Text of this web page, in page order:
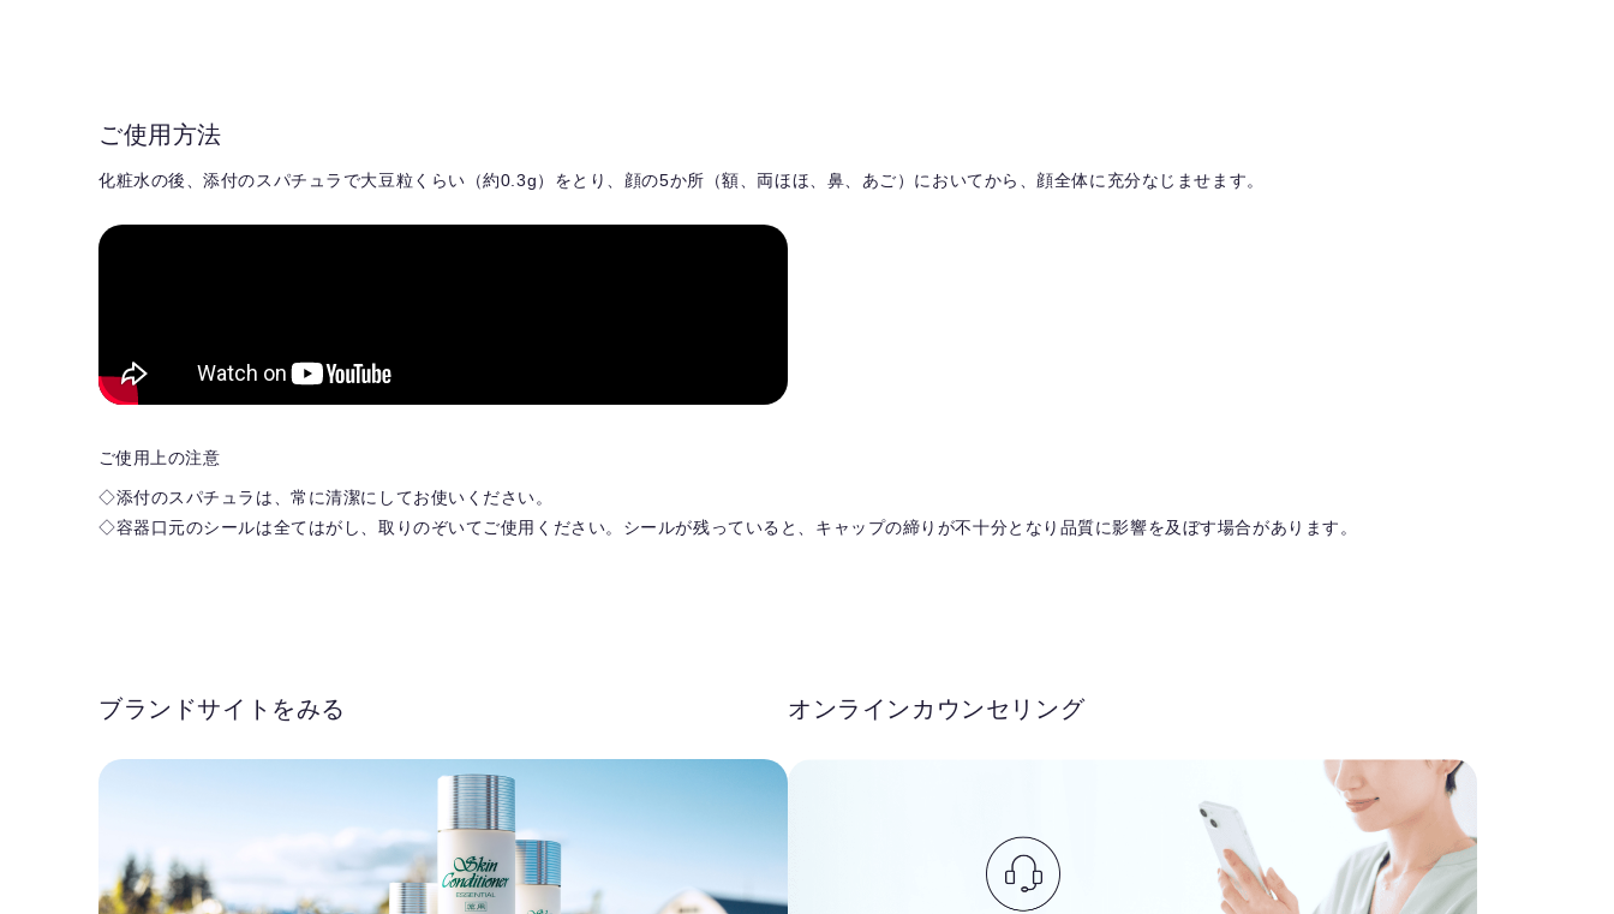
ご使用方法
化粧水の後、添付のスパチュラで大豆粒くらい（約0.3g）をとり、顔の5か所（額、両ほほ、鼻、あご）においてから、顔全体に充分なじませます。
ご使用上の注意
◇添付のスパチュラは、常に清潔にしてお使いください。
◇容器口元のシールは全てはがし、取りのぞいてご使用ください。シールが残っていると、キャップの締りが不十分となり品質に影響を及ぼす場合があります。
ブランドサイトをみる オンラインカウンセリング